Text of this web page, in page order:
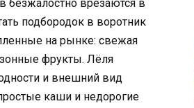
безжалостно врезаются в
подбородок в воротник
на рынке: свежая
фрукты. Лёля
и внешний вид
каши и недорогие